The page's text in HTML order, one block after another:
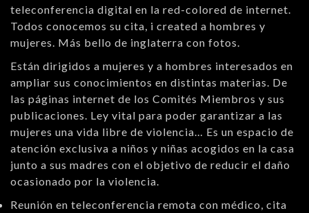
teleconferencia digital en la red-colored de internet.
Todos conocemos su cita, i created a hombres y
mujeres. Más bello de inglaterra con fotos.
Están dirigidos a mujeres y a hombres interesados en
ampliar sus conocimientos en distintas materias. De
las páginas internet de los Comités Miembros y sus
publicaciones. Ley vital para poder garantizar a las
mujeres una vida libre de violencia… Es un espacio de
atención exclusiva a niños y niñas acogidos en la casa
junto a sus madres con el objetivo de reducir el daño
ocasionado por la violencia.
Reunión en teleconferencia remota con médico, cita